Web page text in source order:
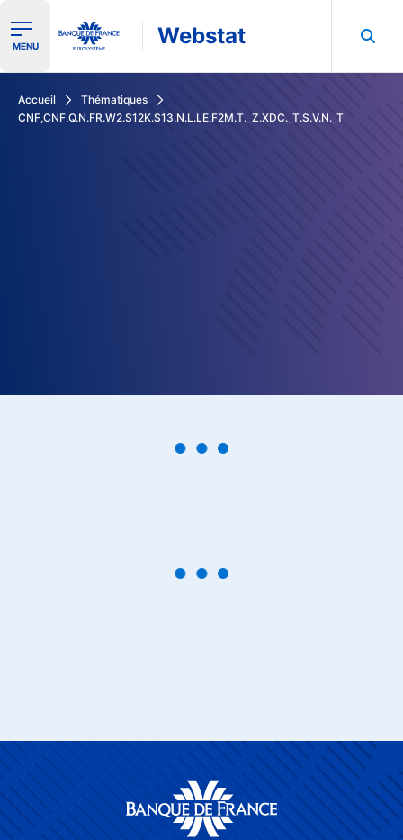
Ouvrir le menu de navigation
MENU Webstat
Accueil
Thématiques
CNF,CNF.Q.N.FR.W2.S12K.S13.N.L.LE.F2M.T._Z.XDC._T.S.V.N._T